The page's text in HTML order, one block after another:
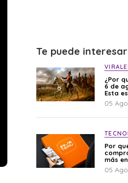
Te puede interesar
¿Por
6 de
Esta
05
Por
más
05